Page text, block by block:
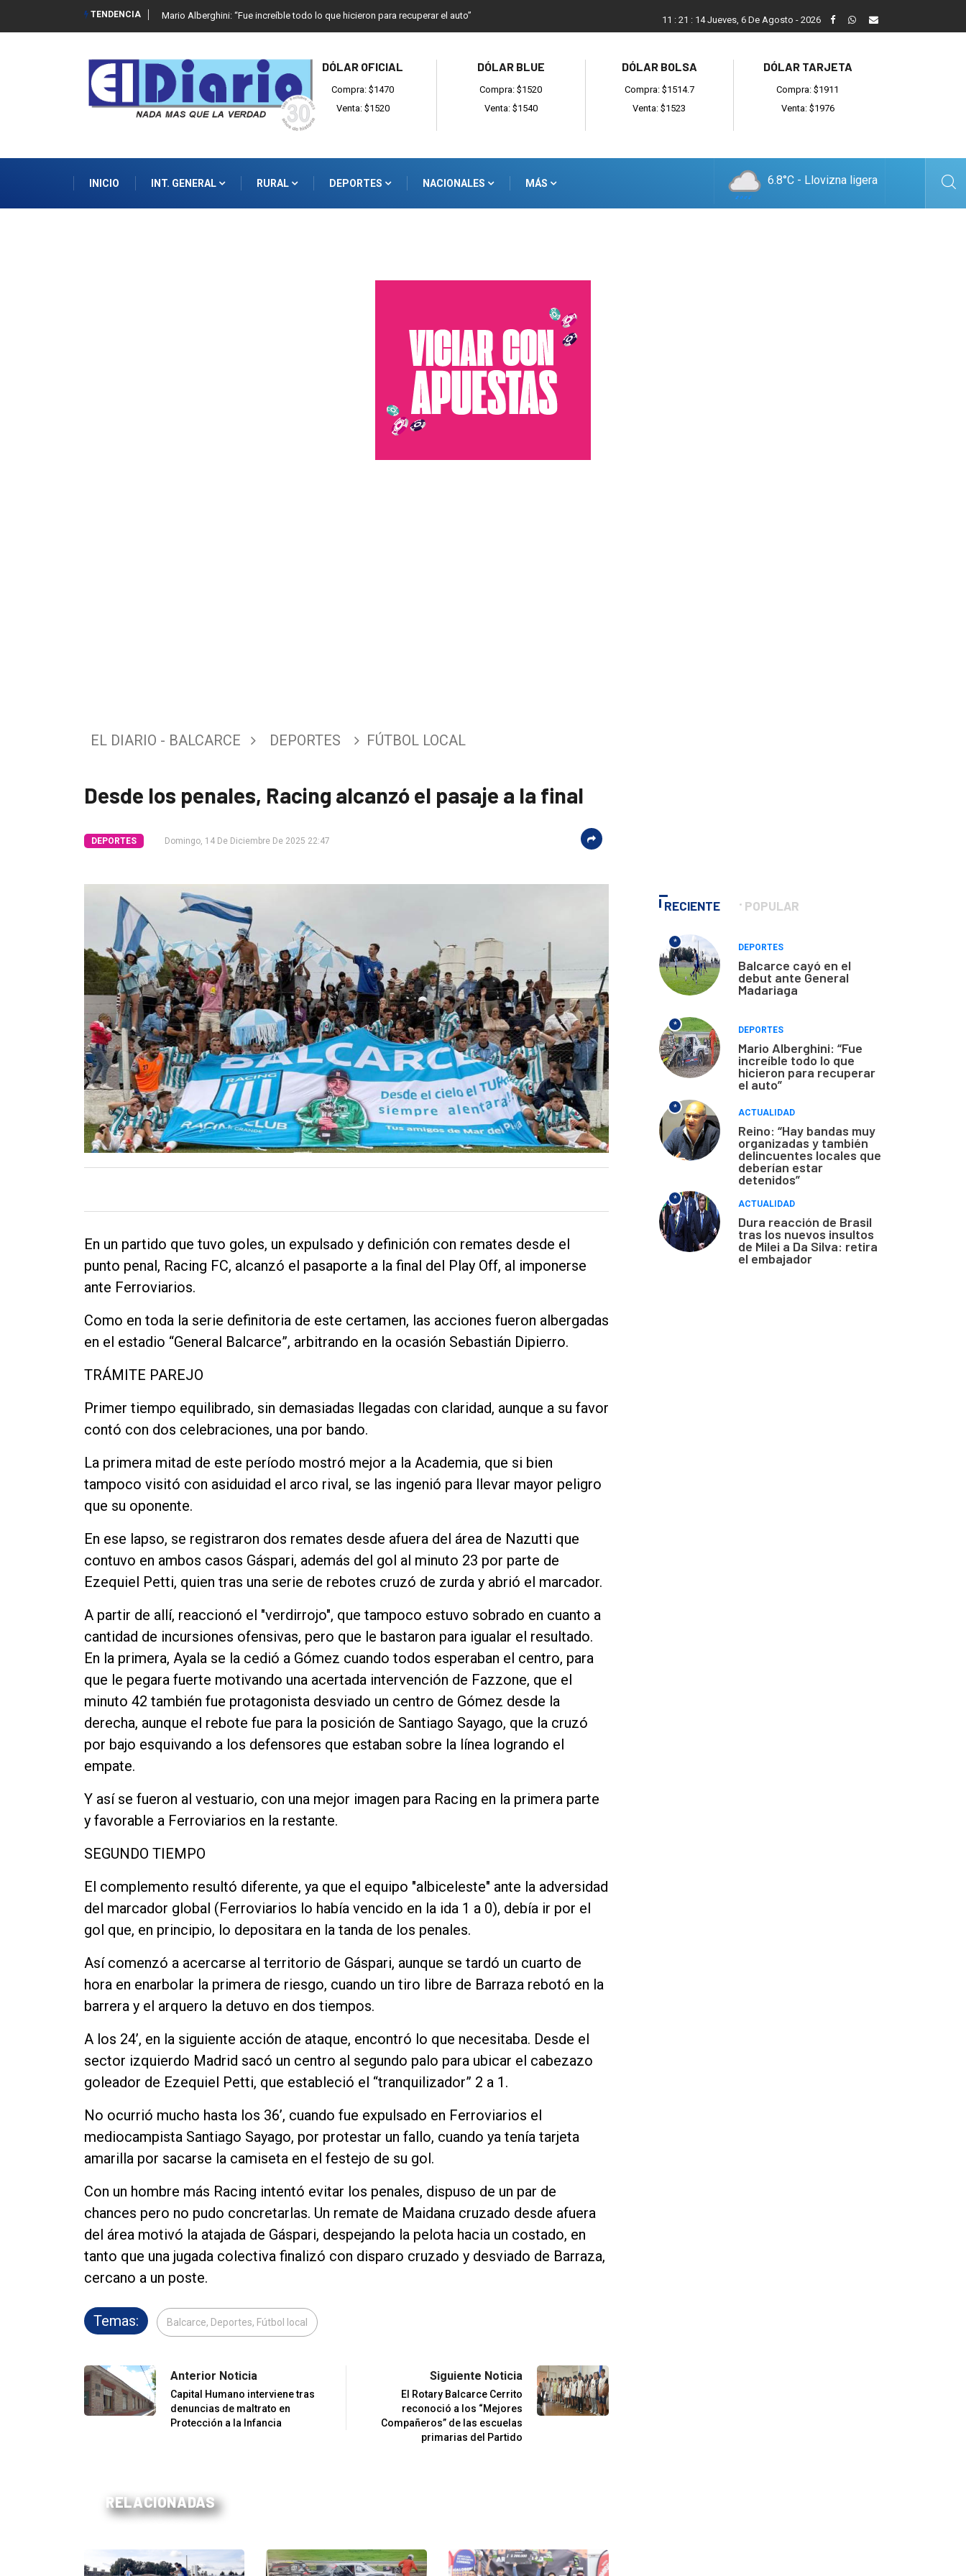
TENDENCIA Mario Alberghini: “Fue increíble todo lo que hicieron para recuperar el auto” Reino: “Hay bandas muy organizadas y también
11 : 21 : 15 Jueves, 6 De Agosto - 2026
DÓLAR OFICIAL
Compra: $1470
Venta: $1520
DÓLAR BLUE
Compra: $1520
Venta: $1540
DÓLAR BOLSA
Compra: $1514.7
Venta: $1523
DÓLAR TARJETA
Compra: $1911
Venta: $1976
INICIO INT. GENERAL RURAL DEPORTES NACIONALES MÁS 6.8°C - Llovizna ligera
Entrevistas
Fúnebres
Nosotros
Contacto
EL DIARIO - BALCARCE DEPORTES FÚTBOL LOCAL
Desde los penales, Racing alcanzó el pasaje a la final
DEPORTES Domingo, 14 De Diciembre De 2025 22:47
En un partido que tuvo goles, un expulsado y definición con remates desde el
punto penal, Racing FC, alcanzó el pasaporte a la final del Play Off, al imponerse
ante Ferroviarios.
Como en toda la serie definitoria de este certamen, las acciones fueron albergadas
en el estadio “General Balcarce”, arbitrando en la ocasión Sebastián Dipierro.
TRÁMITE PAREJO
Primer tiempo equilibrado, sin demasiadas llegadas con claridad, aunque a su favor
contó con dos celebraciones, una por bando.
La primera mitad de este período mostró mejor a la Academia, que si bien
tampoco visitó con asiduidad el arco rival, se las ingenió para llevar mayor peligro
que su oponente.
En ese lapso, se registraron dos remates desde afuera del área de Nazutti que
contuvo en ambos casos Gáspari, además del gol al minuto 23 por parte de
Ezequiel Petti, quien tras una serie de rebotes cruzó de zurda y abrió el marcador.
A partir de allí, reaccionó el "verdirrojo", que tampoco estuvo sobrado en cuanto a
cantidad de incursiones ofensivas, pero que le bastaron para igualar el resultado.
En la primera, Ayala se la cedió a Gómez cuando todos esperaban el centro, para
que le pegara fuerte motivando una acertada intervención de Fazzone, que el
minuto 42 también fue protagonista desviado un centro de Gómez desde la
derecha, aunque el rebote fue para la posición de Santiago Sayago, que la cruzó
por bajo esquivando a los defensores que estaban sobre la línea logrando el
empate.
Y así se fueron al vestuario, con una mejor imagen para Racing en la primera parte
y favorable a Ferroviarios en la restante.
SEGUNDO TIEMPO
El complemento resultó diferente, ya que el equipo "albiceleste" ante la adversidad
del marcador global (Ferroviarios lo había vencido en la ida 1 a 0), debía ir por el
gol que, en principio, lo depositara en la tanda de los penales.
Así comenzó a acercarse al territorio de Gáspari, aunque se tardó un cuarto de
hora en enarbolar la primera de riesgo, cuando un tiro libre de Barraza rebotó en la
barrera y el arquero la detuvo en dos tiempos.
A los 24’, en la siguiente acción de ataque, encontró lo que necesitaba. Desde el
sector izquierdo Madrid sacó un centro al segundo palo para ubicar el cabezazo
goleador de Ezequiel Petti, que estableció el “tranquilizador” 2 a 1.
No ocurrió mucho hasta los 36’, cuando fue expulsado en Ferroviarios el
mediocampista Santiago Sayago, por protestar un fallo, cuando ya tenía tarjeta
amarilla por sacarse la camiseta en el festejo de su gol.
Con un hombre más Racing intentó evitar los penales, dispuso de un par de
chances pero no pudo concretarlas. Un remate de Maidana cruzado desde afuera
del área motivó la atajada de Gáspari, despejando la pelota hacia un costado, en
tanto que una jugada colectiva finalizó con disparo cruzado y desviado de Barraza,
cercano a un poste.
Temas: Balcarce, Deportes, Fútbol local
Anterior Noticia
Capital Humano interviene tras
denuncias de maltrato en
Protección a la Infancia
Siguiente Noticia
El Rotary Balcarce Cerrito
reconoció a los “Mejores
Compañeros” de las escuelas
primarias del Partido
RELACIONADAS
RECIENTE POPULAR
*
DEPORTES
Balcarce cayó en el
debut ante General
Madariaga
*
DEPORTES
Mario Alberghini: “Fue
increíble todo lo que
hicieron para recuperar
el auto”
*
ACTUALIDAD
Reino: “Hay bandas muy
organizadas y también
delincuentes locales que
deberían estar
detenidos”
*
ACTUALIDAD
Dura reacción de Brasil
tras los nuevos insultos
de Milei a Da Silva: retira
el embajador